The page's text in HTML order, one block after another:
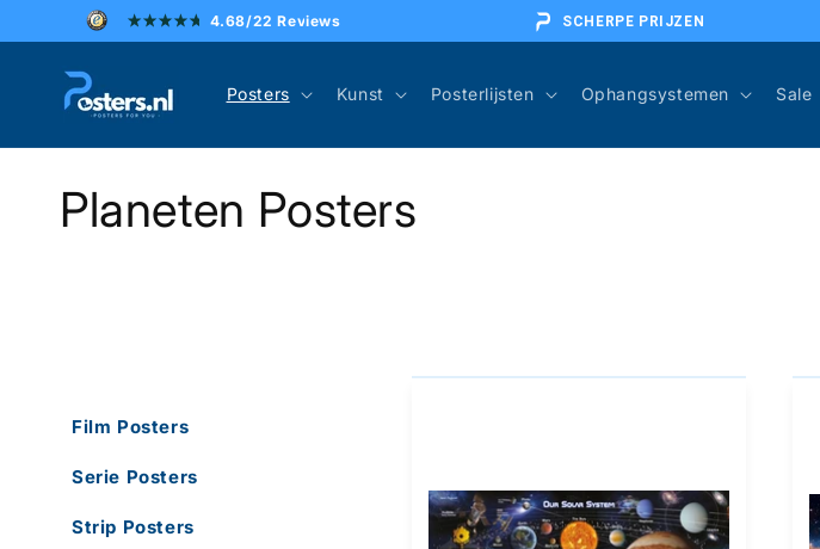
Meteen
naar de
content
4.68/22 Reviews SCHERPE PRIJZEN
Posters Kunst Posterlijsten Ophangsystemen Sale
C
e
c
Planeten Posters
Film Posters
Serie Posters
Strip Posters